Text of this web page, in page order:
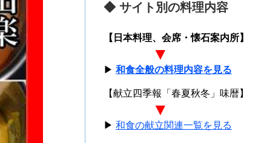
◆ サイト別の料理内容
【日本料理、会席・懐石案内所】
▼
▶ 和食全般の料理内容を見る
【献立四季報「春夏秋冬」味暦】
▼
▶ 和食の献立関連一覧を見る